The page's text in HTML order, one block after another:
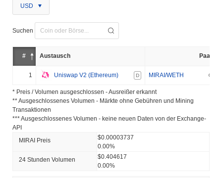
USD
Suchen
# Austausch Paar
1 Uniswap V2 (Ethereum) D MIRAI/WETH
* Preis / Volumen ausgeschlossen - Ausreißer erkannt
** Ausgeschlossenes Volumen - Märkte ohne Gebühren und Mining
Transaktionen
*** Ausgeschlossenes Volumen - keine neuen Daten von der Exchange-
API
MIRAI Preis
$0.00003737
0.00%
24 Stunden Volumen
$0.404617
0.00%